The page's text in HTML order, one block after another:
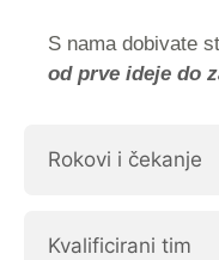
S nama dobivate
od prve ideje do
Rokovi i čekanje
Kvalificirani tim